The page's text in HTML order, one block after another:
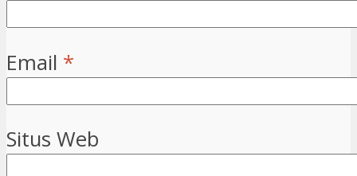
Email *
Situs Web